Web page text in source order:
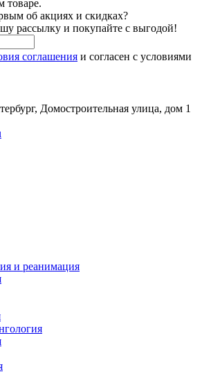
товаре.
об акциях и скидках?
рассылку и покупайте с выгодой!
соглашения и согласен с условиями
Домостроительная улица, дом 1
и реанимация